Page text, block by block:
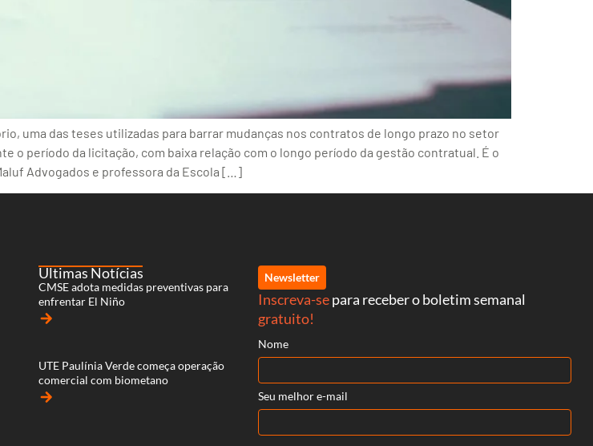
uma das teses utilizadas para barrar mudanças nos contratos de longo prazo no setor
período da licitação, com baixa relação com o longo período da gestão contratual. É o
Advogados e professora da Escola […]
Últimas Notícias
CMSE adota medidas preventivas para
enfrentar El Niño
arrow_forward
UTE Paulínia Verde começa operação
comercial com biometano
arrow_forward
Newsletter
Inscreva-separa receber o boletim semanal
gratuito!
Nome
Seu melhor e-mail